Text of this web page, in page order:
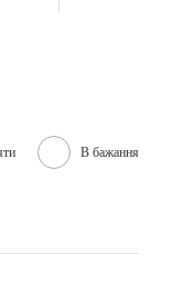
В бажання